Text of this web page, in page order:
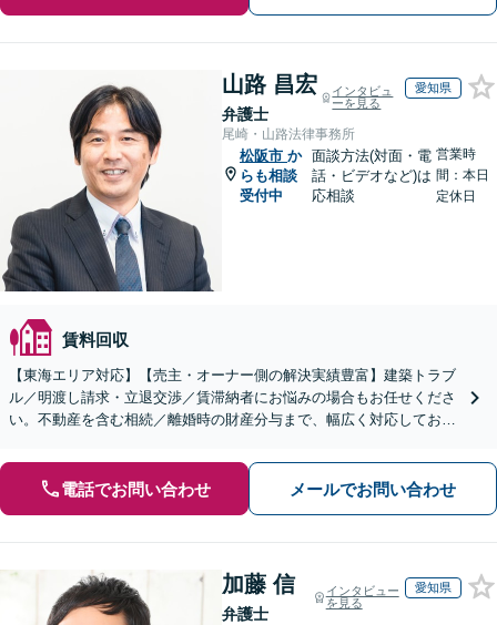
山路 昌宏
弁護士
インタビュ
ーを見る
愛知県
尾崎・山路法律事務所
松阪市 か
らも相談
受付中
面談方法(対面・電
話・ビデオなど)は
応相談
営業時
間：本日
定休日
賃料回収
【東海エリア対応】【売主・オーナー側の解決実績豊富】建築トラブ
ル／明渡し請求・立退交渉／賃滞納者にお悩みの場合もお任せくださ
い。不動産を含む相続／離婚時の財産分与まで、幅広く対応しており
電話でお問い合わせ メールでお問い合わせ
加藤 信
弁護士
インタビュー
を見る
愛知県